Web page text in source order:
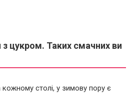
цукром. Таких смачних ви
столі, у зимову пору є